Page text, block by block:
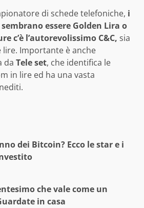
di schede telefoniche, i
essere Golden Lira o
c’è l’autorevolissimo C&C, sia
lire. Importante è anche
da Tele set, che identifica le
in lire ed ha una vasta
dei Bitcoin? Ecco le star e i
che vale come un
in casa